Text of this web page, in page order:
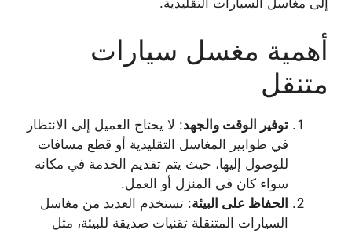
إلى مغاسل السيارات التقليدية.
أهمية مغسل سيارات
متنقل
توفير الوقت والجهد: لا يحتاج العميل إلى الانتظار
في طوابير المغاسل التقليدية أو قطع مسافات
للوصول إليها، حيث يتم تقديم الخدمة في مكانه
سواء كان في المنزل أو العمل.
الحفاظ على البيئة: تستخدم العديد من مغاسل
السيارات المتنقلة تقنيات صديقة للبيئة، مثل